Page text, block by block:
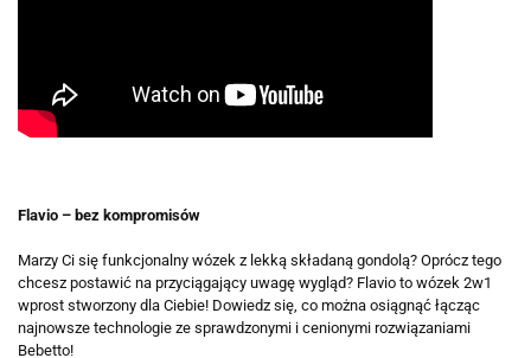
Flavio – bez kompromisów
Marzy Ci się funkcjonalny wózek z lekką składaną gondolą? Oprócz tego
chcesz postawić na przyciągający uwagę wygląd? Flavio to wózek 2w1
wprost stworzony dla Ciebie! Dowiedz się, co można osiągnąć łącząc
najnowsze technologie ze sprawdzonymi i cenionymi rozwiązaniami
Bebetto!